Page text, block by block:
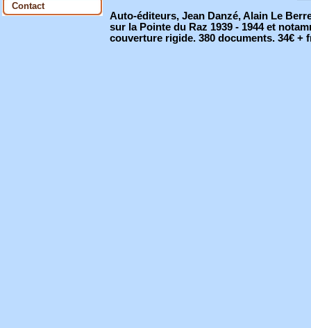
Contact
Auto-éditeurs, Jean Danzé, Alain Le
sur la Pointe du Raz 1939 - 1944 et
couverture rigide. 380 documents. 34€ +